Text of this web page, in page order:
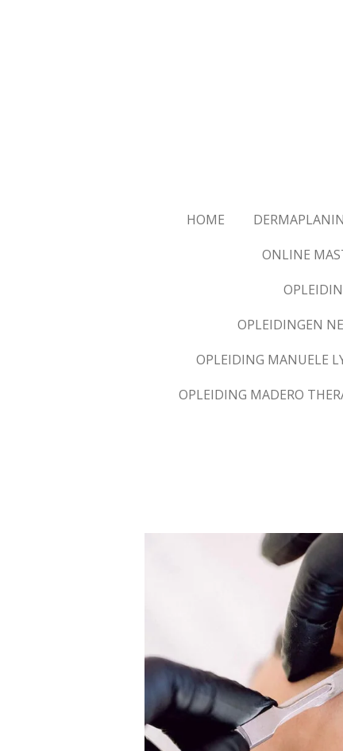
HOME
ONLINE
OPLEIDINGEN
OPLEIDING MANUELE
OPLEIDING MADERO